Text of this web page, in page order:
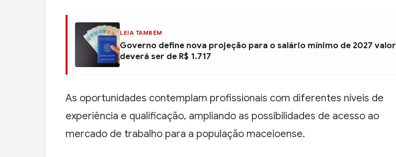
LEIA TAMBÉM
Governo define nova projeção para o salário mínimo de 2027 valor
deverá ser de R$ 1.717
As oportunidades contemplam profissionais com diferentes níveis de
experiência e qualificação, ampliando as possibilidades de acesso ao
mercado de trabalho para a população maceioense.